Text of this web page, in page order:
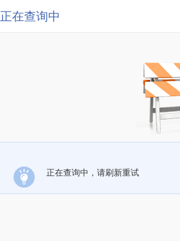
正在查询中
正在查询中，请刷新重试